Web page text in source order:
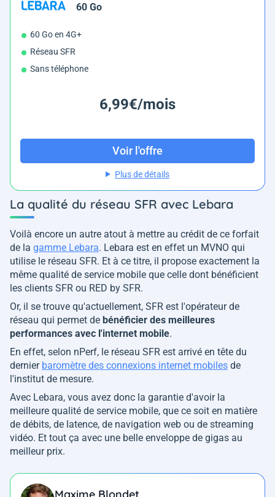
60 Go
60 Go en 4G+
Réseau SFR
Sans téléphone
6,99€/mois
Voir l'offre
Plus de détails
La qualité du réseau SFR avec Lebara
Voilà encore un autre atout à mettre au crédit de ce forfait
de la gamme Lebara. Lebara est en effet un MVNO qui
utilise le réseau SFR. Et à ce titre, il propose exactement la
même qualité de service mobile que celle dont bénéficient
les clients SFR ou RED by SFR.
Or, il se trouve qu'actuellement, SFR est l'opérateur de
réseau qui permet de bénéficier des meilleures
performances avec l'internet mobile.
En effet, selon nPerf, le réseau SFR est arrivé en tête du
dernier baromètre des connexions internet mobiles de
l'institut de mesure.
Avec Lebara, vous avez donc la garantie d'avoir la
meilleure qualité de service mobile, que ce soit en matière
de débits, de latence, de navigation web ou de streaming
vidéo. Et tout ça avec une belle enveloppe de gigas au
meilleur prix.
Maxime Blondet